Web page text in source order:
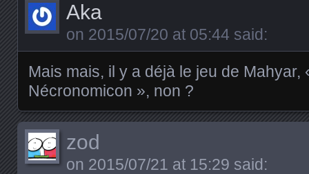
Aka
on 2015/07/20 at 05:44 said:
Mais mais, il y a déjà le jeu de Mahyar,
Nécronomicon », non ?
zod
on 2015/07/21 at 15:29 said: